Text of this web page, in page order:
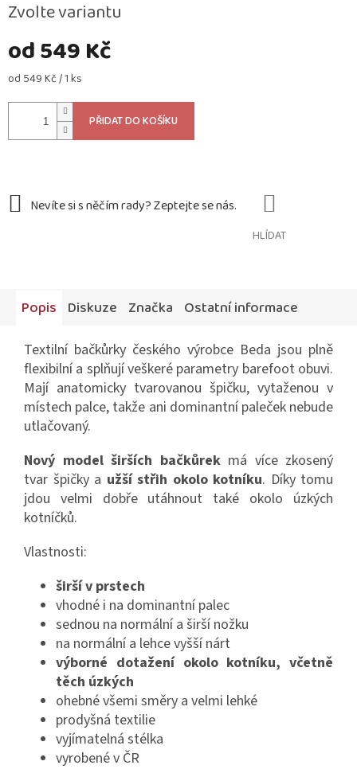
od549 Kč
Měrná
od 549 Kč / 1 ks
Zvolte variantu
PŘIDAT DO KOŠÍKU
HLÍDAT
Popis Diskuze Značka Ostatní informace
Textilní bačkůrky českého výrobce Beda jsou plně
flexibilní a splňují veškeré parametry barefoot obuvi.
Mají anatomicky tvarovanou špičku, vytaženou v
místech palce, takže ani dominantní paleček nebude
utlačovaný.
Nový model širších bačkůrekmá více zkosený
tvar špičky a užší střih okolo kotníku. Díky tomu
jdou velmi dobře utáhnout také okolo úzkých
kotníčků.
Vlastnosti:
širší v prstech
vhodné i na dominantní palec
sednou na normální a širší nožku
na normální a lehce vyšší nárt
výborné dotažení okolo kotníku, včetně
těch úzkých
ohebné všemi směry a velmi lehké
prodyšná textilie
vyjímatelná stélka
vyrobené v ČR